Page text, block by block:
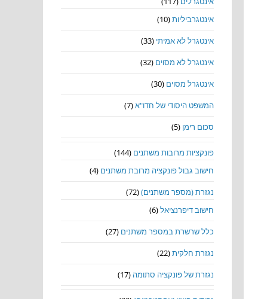
אינטגרביליות(10)
אינטגרל לא אמיתי (33)
אינטגרל לא מסוים (32)
אינטגרל מסוים (30)
המשפט היסודי של חדו"א(7)
סכום רימן (5)
פונקציות מרובות משתנים (144)
חישוב גבול פונקציה מרובת משתנים (4)
נגזרת (מספר משתנים)(72)
חישוב דיפרנציאל(6)
כלל שרשרת במספר משתנים (27)
נגזרת חלקית(22)
נגזרת של פונקציה סתומה (17)